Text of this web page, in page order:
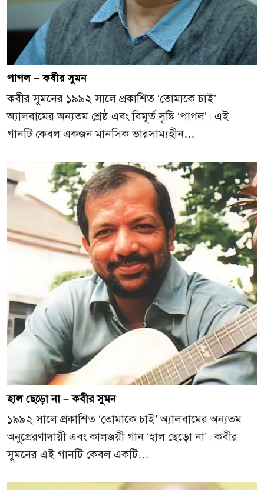
পাগল – কবীর সুমন
কবীর সুমনের ১৯৯২ সালে প্রকাশিত ‘তোমাকে চাই’
অ্যালবামের অন্যতম শ্রেষ্ঠ এবং বিমূর্ত সৃষ্টি ‘পাগল’। এই
গানটি কেবল একজন মানসিক ভারসাম্যহীন…
হাল ছেড়ো না – কবীর সুমন
১৯৯২ সালে প্রকাশিত ‘তোমাকে চাই’ অ্যালবামের অন্যতম
অনুপ্রেরণাদায়ী এবং কালজয়ী গান ‘হাল ছেড়ো না’। কবীর
সুমনের এই গানটি কেবল একটি…